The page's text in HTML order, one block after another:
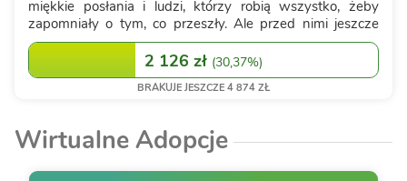
miękkie posłania i ludzi, którzy robią wszystko, żeby
zapomniały o tym, co przeszły. Ale przed nimi jeszcze
długa droga. Każdy z tych psów musi przejść badania,
szczepienia, zabieg...2 126 zł (30,37%)
BRAKUJE JESZCZE 4 874 ZŁ
Wirtualne Adopcje